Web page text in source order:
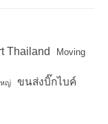
Thailand Moving
หญ่ ขนส่งบิ๊กไบค์